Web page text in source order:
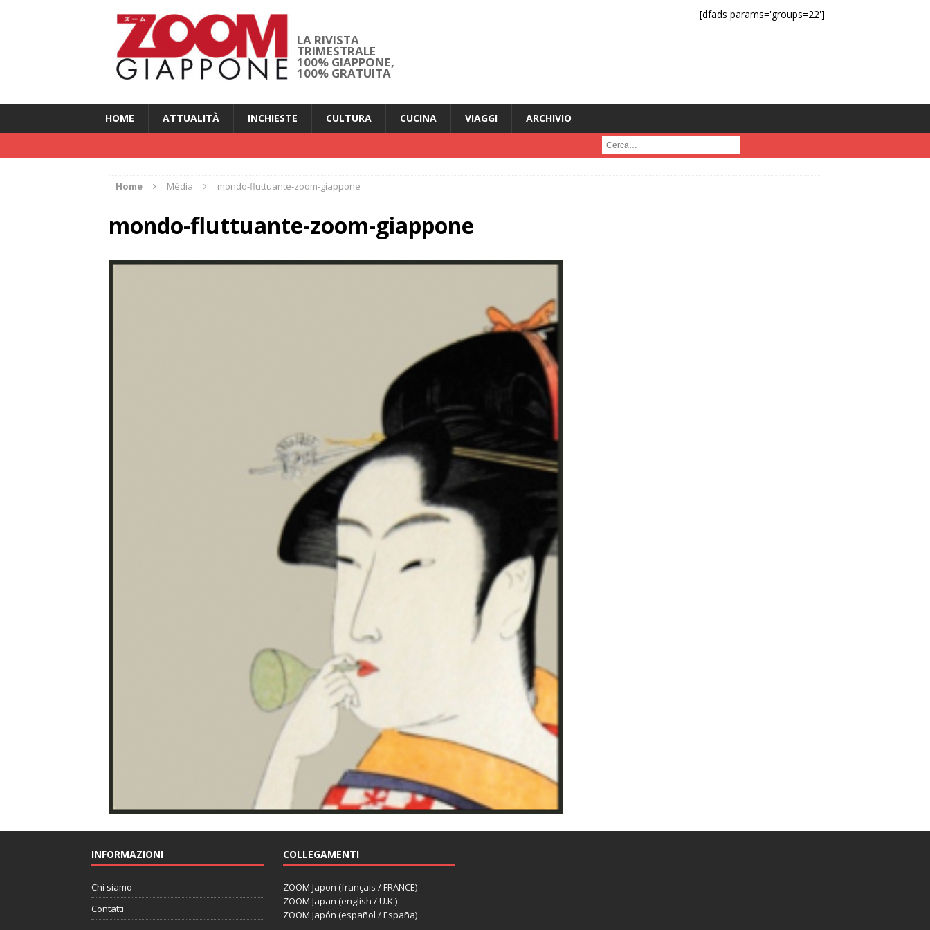
LA RIVISTA
TRIMESTRALE
100% GIAPPONE,
100% GRATUITA
[dfads params='groups=22']
HOME ATTUALITÀ INCHIESTE CULTURA CUCINA VIAGGI
ARCHIVIO
Cerca :
Home Média mondo-fluttuante-zoom-giappone
mondo-fluttuante-zoom-giappone
INFORMAZIONI
Chi siamo
Contatti
COLLEGAMENTI
ZOOM Japon (français / FRANCE)
ZOOM Japan (english / U.K.)
ZOOM Japón (español / España)